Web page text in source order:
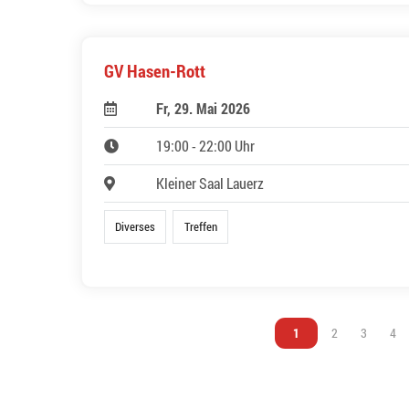
GV Hasen-Rott
Fr, 29. Mai 2026
19:00 - 22:00 Uhr
Kleiner Saal Lauerz
Diverses Treffen
Vous êtes sur la page
1 Vous êtes sur la
2 Vous êtes
3 4